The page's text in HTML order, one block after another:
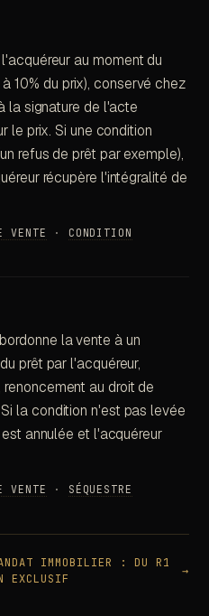
au moment du
10% du prix), conservé chez
la signature de l'acte
le prix. Si une condition
refus de prêt par exemple),
récupère l'intégralité de
VENTE · CONDITION
la vente à un
prêt par l'acquéreur,
au droit de
la condition n'est pas levée
annulée et l'acquéreur
VENTE · SÉQUESTRE
IMMOBILIER : DU R1
EXCLUSIF
→